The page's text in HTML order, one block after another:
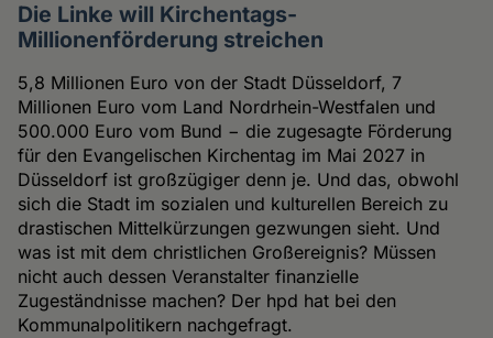
Die Linke will Kirchentags-
Millionenförderung streichen
5,8 Millionen Euro von der Stadt Düsseldorf, 7
Millionen Euro vom Land Nordrhein-Westfalen und
500.000 Euro vom Bund − die zugesagte Förderung
für den Evangelischen Kirchentag im Mai 2027 in
Düsseldorf ist großzügiger denn je. Und das, obwohl
sich die Stadt im sozialen und kulturellen Bereich zu
drastischen Mittelkürzungen gezwungen sieht. Und
was ist mit dem christlichen Großereignis? Müssen
nicht auch dessen Veranstalter finanzielle
Zugeständnisse machen? Der hpd hat bei den
Kommunalpolitikern nachgefragt.